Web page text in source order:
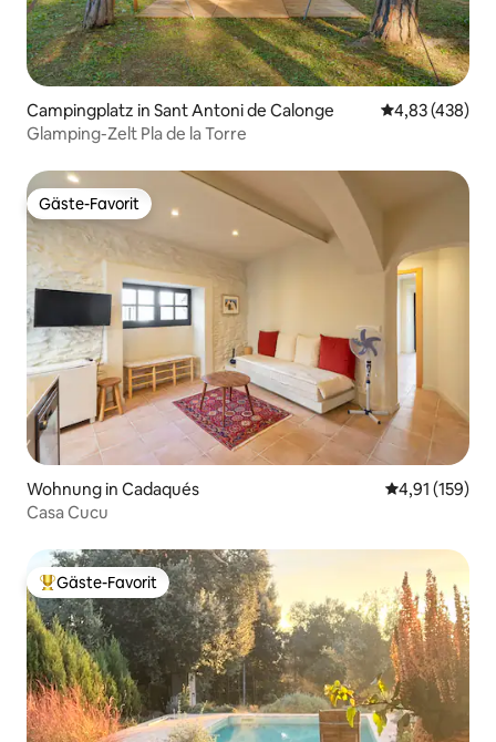
Campingplatz in Sant Antoni de Calonge
4,83 (438)
Glamping-Zelt Pla de la Torre
Gäste-Favorit
Gäste-Favorit
Wohnung in Cadaqués
4,91 (159)
Casa Cucu
Beliebter Gäste-Favorit.
Gäste-Favorit